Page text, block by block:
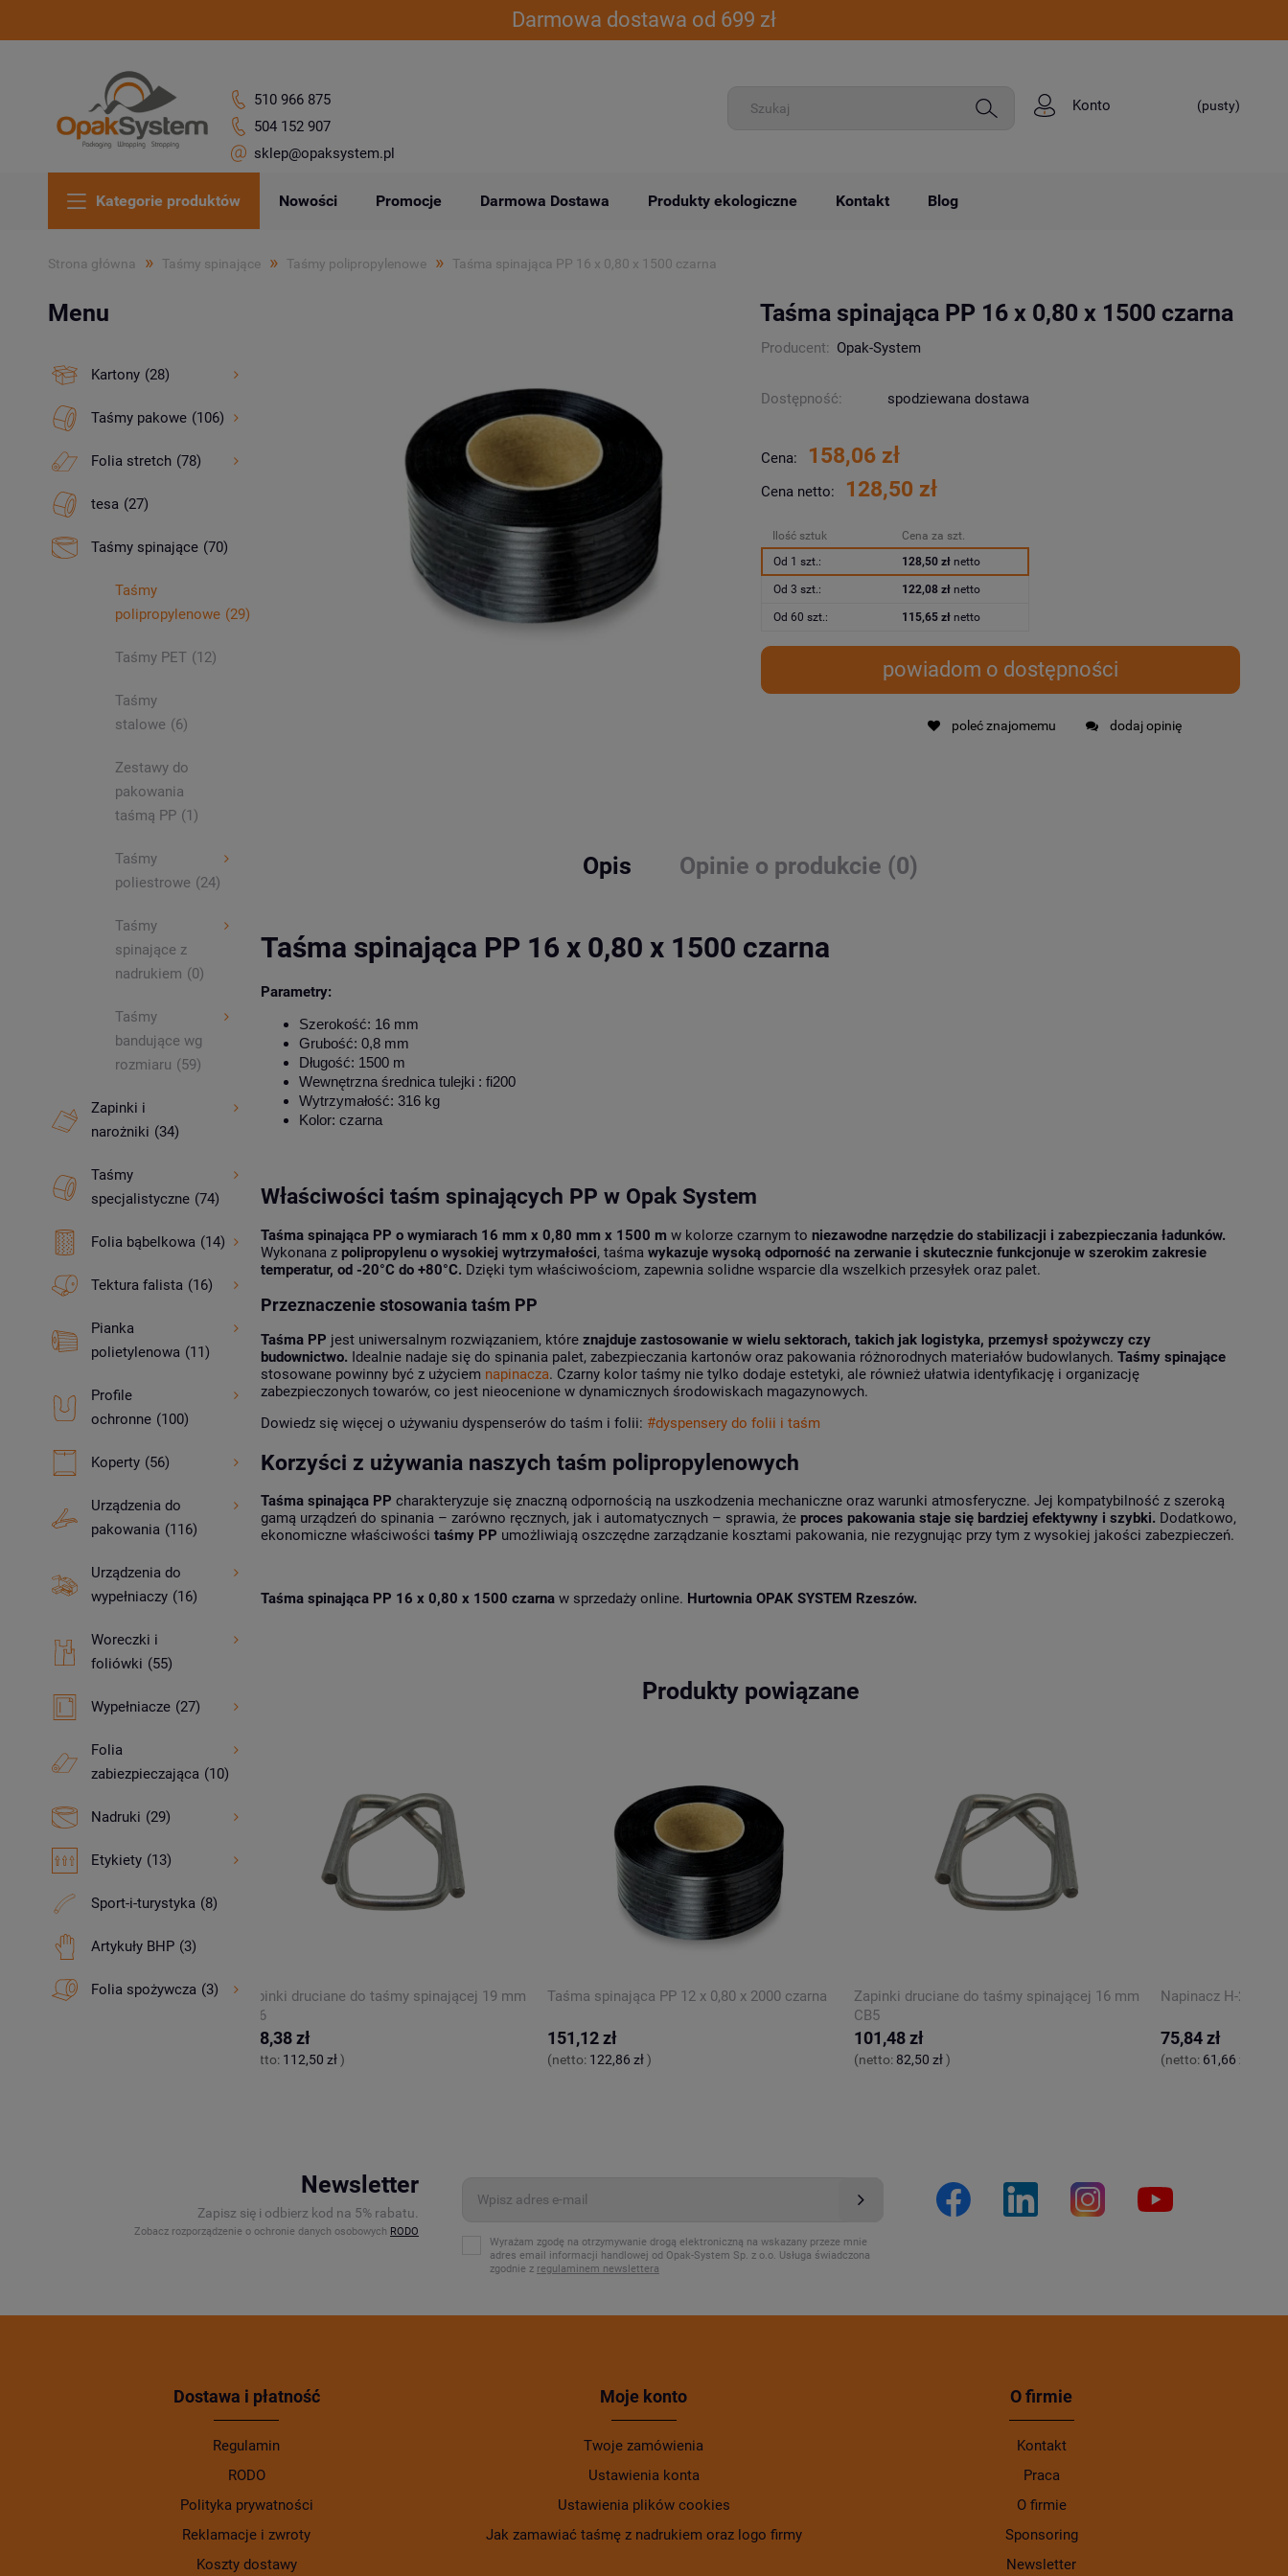
Darmowa dostawa od 699 zł
510 966 875
504 152 907
sklep@opaksystem.pl
(pusty)
Konto
Kategorie produktów Nowości Promocje Darmowa Dostawa Produkty ekologiczne Kontakt Blog
Strona główna » Taśmy spinające » Taśmy polipropylenowe » Taśma spinająca PP 16 x 0,80 x 1500 czarna
Menu
Kartony (28)
Taśmy pakowe (106)
Folia stretch (78)
tesa (27)
Taśmy spinające (70)
Taśmy
polipropylenowe (29)
Taśmy PET (12)
Taśmy
stalowe (6)
Zestawy do
pakowania
taśmą PP (1)
Taśmy
poliestrowe (24)
Taśmy
spinające z
nadrukiem (0)
Taśmy
bandujące wg
rozmiaru (59)
Zapinki i
narożniki (34)
Taśmy
specjalistyczne (74)
Folia bąbelkowa (14)
Tektura falista (16)
Pianka
polietylenowa (11)
Profile
ochronne (100)
Koperty (56)
Urządzenia do
pakowania (116)
Urządzenia do
wypełniaczy (16)
Woreczki i
foliówki (55)
Wypełniacze (27)
Folia
zabiezpieczająca (10)
Nadruki (29)
Etykiety (13)
Sport-i-turystyka (8)
Artykuły BHP (3)
Folia spożywcza (3)
Taśma spinająca PP 16 x 0,80 x 1500 czarna
Producent: Opak-System
Dostępność: spodziewana dostawa
Cena: 158,06 zł
Cena netto: 128,50 zł
Ilość sztuk
Cena za szt.
Od 1 szt.:
128,50 zł netto
Od 3 szt.: 122,08 zł netto
Od 60 szt.: 115,65 zł netto
powiadom o dostępności
poleć znajomemu dodaj opinię
Opis Opinie o produkcie (0)
Taśma spinająca PP 16 x 0,80 x 1500 czarna
Parametry:
Szerokość: 16 mm
Grubość: 0,8 mm
Długość: 1500 m
Wewnętrzna średnica tulejki : fi200
Wytrzymałość: 316 kg
Kolor: czarna
Właściwości taśm spinających PP w Opak System
Taśma spinająca PP o wymiarach 16 mm x 0,80 mm x 1500 m w kolorze czarnym to niezawodne narzędzie do stabilizacji i zabezpieczania ładunków.
Wykonana z polipropylenu o wysokiej wytrzymałości, taśma wykazuje wysoką odporność na zerwanie i skutecznie funkcjonuje w szerokim zakresie
temperatur, od -20°C do +80°C.Dzięki tym właściwościom, zapewnia solidne wsparcie dla wszelkich przesyłek oraz palet.
Przeznaczenie stosowania taśm PP
Taśma PP jest uniwersalnym rozwiązaniem, które znajduje zastosowanie w wielu sektorach, takich jak logistyka, przemysł spożywczy czy
budownictwo.Idealnie nadaje się do spinania palet, zabezpieczania kartonów oraz pakowania różnorodnych materiałów budowlanych. Taśmy spinające
stosowane powinny być z użyciem napinacza. Czarny kolor taśmy nie tylko dodaje estetyki, ale również ułatwia identyfikację i organizację
zabezpieczonych towarów, co jest nieocenione w dynamicznych środowiskach magazynowych.
Dowiedz się więcej o używaniu dyspenserów do taśm i folii: #dyspensery do folii i taśm
Korzyści z używania naszych taśm polipropylenowych
Taśma spinająca PP charakteryzuje się znaczną odpornością na uszkodzenia mechaniczne oraz warunki atmosferyczne. Jej kompatybilność z szeroką
gamą urządzeń do spinania – zarówno ręcznych, jak i automatycznych – sprawia, że proces pakowania staje się bardziej efektywny i szybki.Dodatkowo,
ekonomiczne właściwości taśmy PP umożliwiają oszczędne zarządzanie kosztami pakowania, nie rezygnując przy tym z wysokiej jakości zabezpieczeń.
Taśma spinająca PP 16 x 0,80 x 1500 czarna w sprzedaży online. Hurtownia OPAK SYSTEM Rzeszów.
Produkty powiązane
PP 12 x 0,55 x 3000 biała
Zapinki druciane do taśmy spinającej 19 mm
CB6
138,38 zł
(netto: 112,50 zł)
Taśma spinająca PP 12 x 0,80 x 2000 czarna
151,12 zł
(netto: 122,86 zł)
Zapinki druciane do taśmy spinającej 16 mm
CB5
101,48 zł
(netto: 82,50 zł)
Napinacz H-21 do
75,84 zł
(netto: 61,66 zł
Newsletter
Zapisz się i odbierz kod na 5% rabatu.
Zobacz rozporządzenie o ochronie danych osobowych RODO
Wyrażam zgodę na otrzymywanie drogą elektroniczną na wskazany przeze mnie
adres email informacji handlowej od Opak-System Sp. z o.o. Usługa świadczona
zgodnie z regulaminem newslettera
Dostawa i płatność
Regulamin
RODO
Polityka prywatności
Reklamacje i zwroty
Koszty dostawy
Moje konto
Twoje zamówienia
Ustawienia konta
Ustawienia plików cookies
Jak zamawiać taśmę z nadrukiem oraz logo firmy
O firmie
Kontakt
Praca
O firmie
Sponsoring
Newsletter